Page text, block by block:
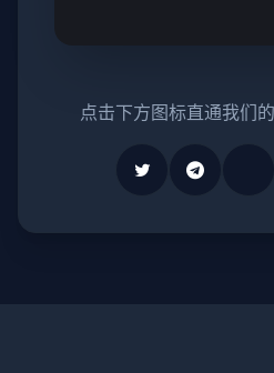
点击下方图标直通我们